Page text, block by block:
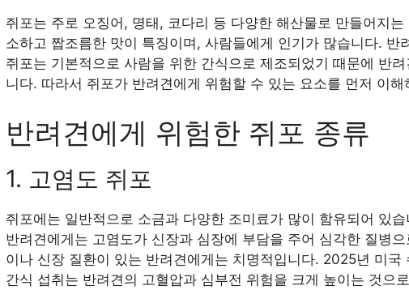
쥐포는 주로 오징어, 명태, 코다리 등 다양한 해산물로 만들어지
소하고 짭조름한 맛이 특징이며, 사람들에게 인기가 많습니다.
쥐포는 기본적으로 사람을 위한 간식으로 제조되었기 때문에 반
니다. 따라서 쥐포가 반려견에게 위험할 수 있는 요소를 먼저 이
반려견에게 위험한 쥐포 종류
1. 고염도 쥐포
쥐포에는 일반적으로 소금과 다양한 조미료가 많이 함유되어 있
반려견에게는 고염도가 신장과 심장에 부담을 주어 심각한 질병
이나 신장 질환이 있는 반려견에게는 치명적입니다. 2025년 미
간식 섭취는 반려견의 고혈압과 심부전 위험을 크게 높이는 것으